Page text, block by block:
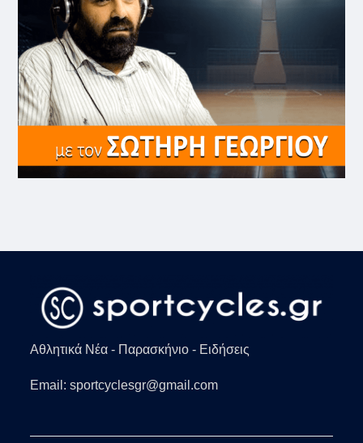
Αθλητικά Νέα - Παρασκήνιο - Ειδήσεις
Email: sportcyclesgr@gmail.com